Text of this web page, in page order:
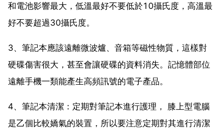
和電池影響最大，低溫最好不要低於10攝氏度，高溫最
好不要超過30攝氏度。
3、筆記本應該遠離微波爐、音箱等磁性物質，這樣對
硬碟傷害很大，甚至會讓硬碟的資料消失。記憶體部位
遠離手機一類能產生高頻訊號的電子產品。
4、筆記本清潔：定期對筆記本進行護理， 膝上型電腦
是乙個比較嬌氣的裝置，所以要注意定期對其進行清潔